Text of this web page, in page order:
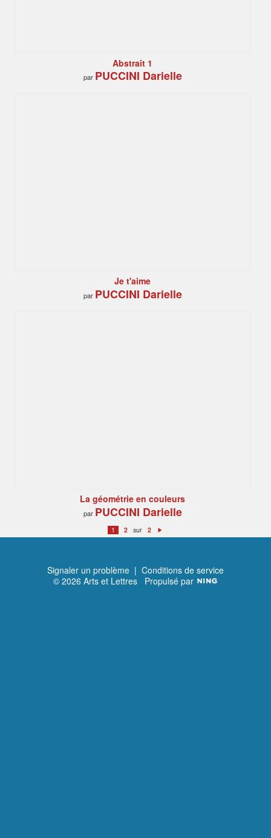
Abstrait 1
par PUCCINI Darielle
Je t'aime
par PUCCINI Darielle
La géométrie en couleurs
par PUCCINI Darielle
1 2 sur 2
Suivant
Signaler un problème | Conditions de service
© 2026 Arts et Lettres Propulsé par